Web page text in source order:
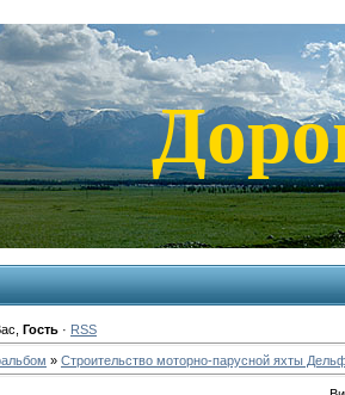
Гость· RSS
» Строительство моторно-парусной яхты